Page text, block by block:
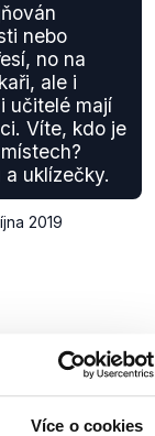
Více o cookies
nebo
no na
ale i
učitelé mají
Víte, kdo je
uklízečky.
2019
26.
pátém až
na